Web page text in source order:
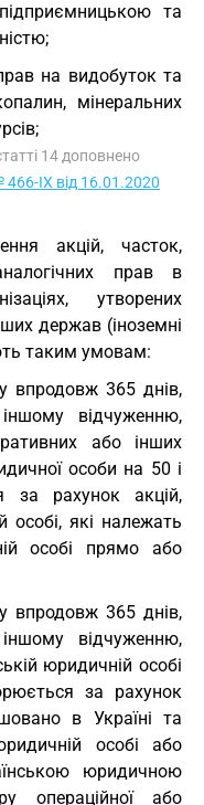
та
на видобуток та
мінеральних
14 доповнено
466-IX від 16.01.2020
акцій, часток,
прав в
утворених
держав (іноземні
таким умовам:
впродовж 365 днів,
відчуженню,
або інших
особи на 50 і
за рахунок акцій,
особі, які належать
особі прямо або
впродовж 365 днів,
відчуженню,
юридичній особі
за рахунок
в Україні та
особі або
юридичною
операційної або